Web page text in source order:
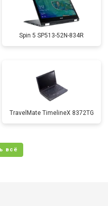
Spin 5 SP513-52N-834R
TravelMate TimelineX 8372TG